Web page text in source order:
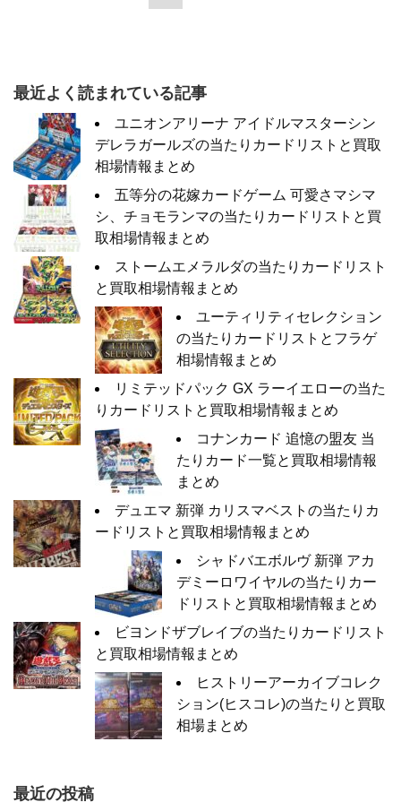
最近よく読まれている記事
ユニオンアリーナ アイドルマスターシン
デレラガールズの当たりカードリストと買取
相場情報まとめ
五等分の花嫁カードゲーム 可愛さマシマ
シ、チョモランマの当たりカードリストと買
取相場情報まとめ
ストームエメラルダの当たりカードリスト
と買取相場情報まとめ
ユーティリティセレクション
の当たりカードリストとフラゲ
相場情報まとめ
リミテッドパック GX ラーイエローの当た
りカードリストと買取相場情報まとめ
コナンカード 追憶の盟友 当
たりカード一覧と買取相場情報
まとめ
デュエマ 新弾 カリスマベストの当たりカ
ードリストと買取相場情報まとめ
シャドバエボルヴ 新弾 アカ
デミーロワイヤルの当たりカー
ドリストと買取相場情報まとめ
ビヨンドザブレイブの当たりカードリスト
と買取相場情報まとめ
ヒストリーアーカイブコレク
ション(ヒスコレ)の当たりと買取
相場まとめ
最近の投稿